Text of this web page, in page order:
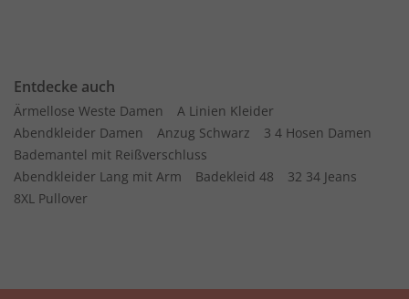
Entdecke auch
Ärmellose Weste Damen
A Linien Kleider
Abendkleider Damen
Anzug Schwarz
3 4 Hosen Damen
Bademantel mit Reißverschluss
Abendkleider Lang mit Arm
Badekleid 48
32 34 Jeans
8XL Pullover